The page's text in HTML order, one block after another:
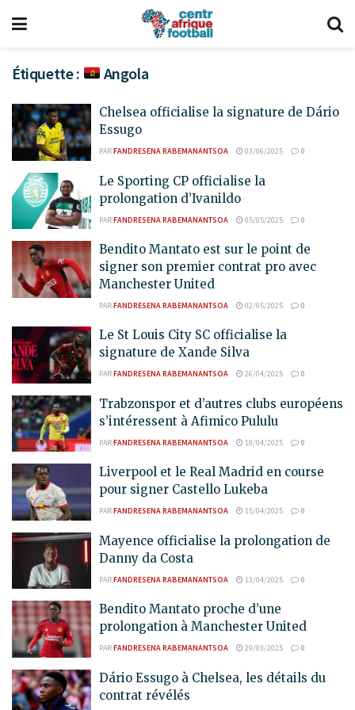
Étiquette : Angola
Chelsea officialise la signature de Dário
Essugo
PARFANDRESENA RABEMANANTSOA 03/06/2025 0
Le Sporting CP officialise la
prolongation d’Ivanildo
PARFANDRESENA RABEMANANTSOA 05/05/2025 0
Bendito Mantato est sur le point de
signer son premier contrat pro avec
Manchester United
PARFANDRESENA RABEMANANTSOA 02/05/2025 0
Le St Louis City SC officialise la
signature de Xande Silva
PARFANDRESENA RABEMANANTSOA 26/04/2025 0
Trabzonspor et d’autres clubs européens
s’intéressent à Afimico Pululu
PARFANDRESENA RABEMANANTSOA 18/04/2025 0
Liverpool et le Real Madrid en course
pour signer Castello Lukeba
PARFANDRESENA RABEMANANTSOA 15/04/2025 0
Mayence officialise la prolongation de
Danny da Costa
PARFANDRESENA RABEMANANTSOA 13/04/2025 0
Bendito Mantato proche d’une
prolongation à Manchester United
PARFANDRESENA RABEMANANTSOA 29/03/2025 0
Dário Essugo à Chelsea, les détails du
contrat révélés